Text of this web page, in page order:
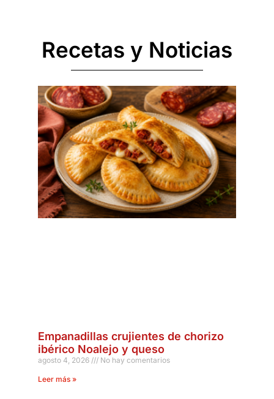
Recetas y Noticias
Empanadillas crujientes de chorizo
ibérico Noalejo y queso
agosto 4, 2026 No hay comentarios
Leer más »